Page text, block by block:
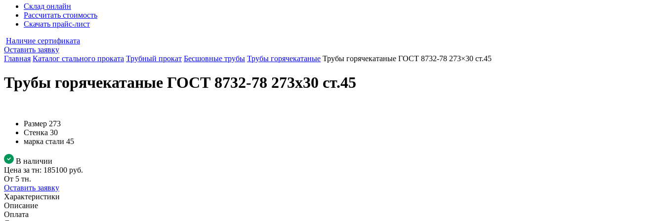
Склад онлайн
Рассчитать стоимость
Скачать прайс-лист
Наличие сертификата
Оставить заявку
Главная Каталог стального проката Трубный прокат Бесшовные трубы Трубы горячекатаные Трубы горячекатаные ГОСТ 8732-78 273×30 ст.45
Трубы горячекатаные ГОСТ 8732-78 273x30 ст.45
Размер 273
Стенка 30
марка стали 45
В наличии
Цена за тн: 185100 руб.
От 5 тн.
Оставить заявку
Характеристики
Описание
Оплата